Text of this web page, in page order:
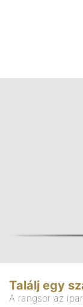
Találj egy
A rangsor az